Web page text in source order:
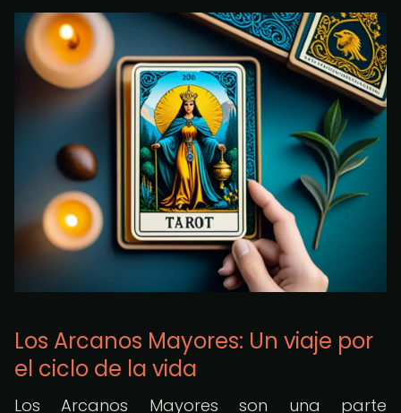
Los Arcanos Mayores: Un viaje por
el ciclo de la vida
Los Arcanos Mayores son una parte